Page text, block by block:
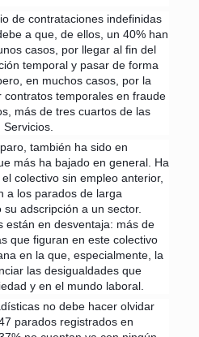
de contrataciones indefinidas
a que, de ellos, un 40% han
casos, por llegar al fin del
temporal y pasar de forma
en muchos casos, por la
temporales en fraude
más de tres cuartos de las
también ha sido en
más ha bajado en general. Ha
colectivo sin empleo anterior,
a los parados de larga
adscripción a un sector.
están en desventaja: más de
que figuran en este colectivo
en la que, especialmente, la
las desigualdades que
y en el mundo laboral.
no debe hacer olvidar
parados registrados en